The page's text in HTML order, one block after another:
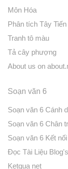
Môn Hóa
Phân tích Tây Tiến
Tranh tô màu
Tả cây phượng
About us on
Soạn văn 6
Soạn văn 6 Cánh
Soạn văn 6 Chân
Soạn văn 6 Kết nối
Đọc Tài Liệu Blog's
Ketqua net